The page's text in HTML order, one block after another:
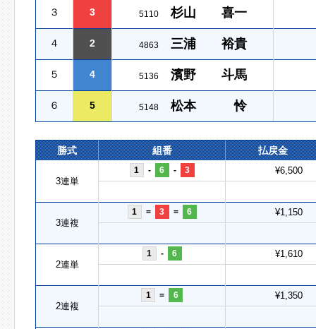
３ 3 5110 杉山 喜一
４ 2 4863 三浦 裕貴
５ 4 5136 濱野 斗馬
６ 5 5148 松本 怜
勝式 組番 払戻金
3連単
1 - 6 - 3 ¥6,500
3連複
1 = 3 = 6 ¥1,150
2連単
1 - 6 ¥1,610
2連複
1 = 6 ¥1,350